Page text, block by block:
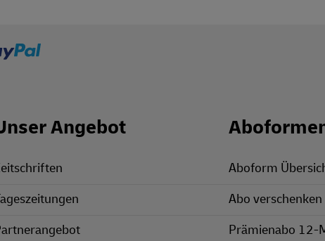
Angebot
Aboform
Abo verschenken
Prämienabo 12-